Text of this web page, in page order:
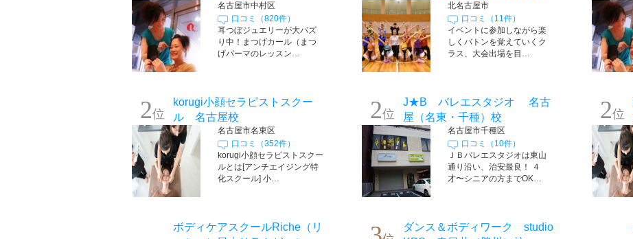
名古屋市中村区
口コミ（820件）
耳つぼジュエリーが大バズ
り中！まつげカール（まつ
げパーマのレッスン…
2位
korugi小顔セラピストスクー
ル 名古屋校
名古屋市名東区
口コミ（352件）
korugi小顔セラピストスクー
ルとは[アンチエイジング特
化スクール] 小…
ボディケアスクールRiche（リ
北名古屋市
口コミ（11件）
イベントに参加しながら楽
しくバトンを覚えていくク
ラス、大会出場を目…
2位
J★B バレエスタジオ 名古
屋（名東・千種）校
名古屋市千種区
口コミ（10件）
ＪＢバレエスタジオは東山
通り沿い、治安最良！ ４
才〜シニアの方までOK…
ダンス＆ボディワーク studio
2位